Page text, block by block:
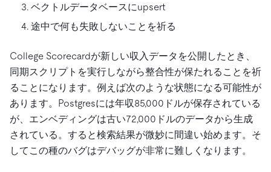
ベクトルデータベースにupsert
途中で何も失敗しないことを祈る
College Scorecardが新しい収入データを公開したとき、
同期スクリプトを実行しながら整合性が保たれることを祈
ることになります。例えば次のような状態になる可能性が
あります。Postgresには年収85,000ドルが保存されている
が、エンベディングは古い72,000ドルのデータから生成
されている。すると検索結果が微妙に間違い始めます。そ
してこの種のバグはデバッグが非常に難しくなります。